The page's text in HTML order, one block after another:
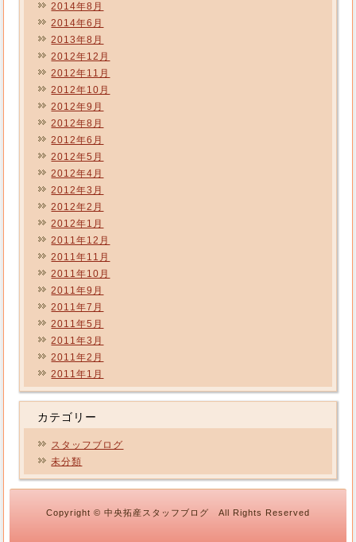
2014年8月
2014年6月
2013年8月
2012年12月
2012年11月
2012年10月
2012年9月
2012年8月
2012年6月
2012年5月
2012年4月
2012年3月
2012年2月
2012年1月
2011年12月
2011年11月
2011年10月
2011年9月
2011年7月
2011年5月
2011年3月
2011年2月
2011年1月
カテゴリー
スタッフブログ
未分類
Copyright © 中央拓産スタッフブログ All Rights Reserved